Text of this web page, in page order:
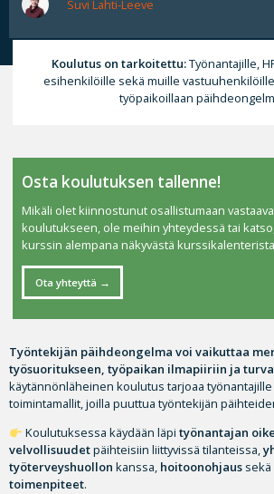
Suvi Lahti-Leeve
Koulutus on tarkoitettu:Työnantajille,
esihenkilöille sekä muille
työpaikoillaan
Työntekijän päihdeongelma voi vaikuttaa
työsuoritukseen, työpaikan ilmapiiriin ja
käytännönläheinen koulutus tarjoaa
toimintamallit, joilla puuttua työntekijän
Koulutuksessa käydään läpi työnantajan
velvollisuudetpäihteisiin liittyvissä tilanteissa,
työterveyshuollon kanssa, hoitoonohjaus
toimenpiteet.
Osta koulutuksen tallenne!
Mikäli olet kiinnostunut osallistumaan
koulutukseen, ole meihin yhteydessä tai
kurssin alempana näkyvästä
Ota yhteyttä